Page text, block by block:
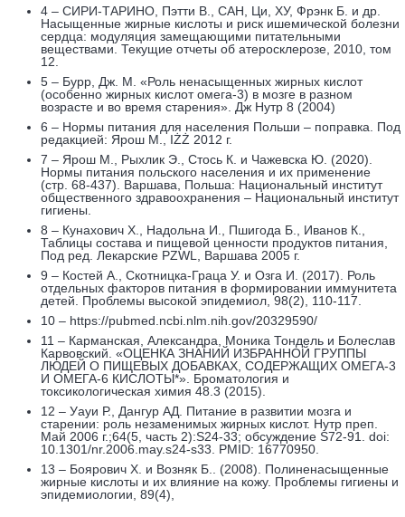
4 – СИРИ-ТАРИНО, Пэтти В., САН, Ци, ХУ, Фрэнк Б. и др.
Насыщенные жирные кислоты и риск ишемической болезни
сердца: модуляция замещающими питательными
веществами. Текущие отчеты об атеросклерозе, 2010, том
12.
5 – Бурр, Дж. М. «Роль ненасыщенных жирных кислот
(особенно жирных кислот омега-3) в мозге в разном
возрасте и во время старения». Дж Нутр 8 (2004)
6 – Нормы питания для населения Польши – поправка. Под
редакцией: Ярош М., IŻŻ 2012 г.
7 – Ярош М., Рыхлик Э., Стось К. и Чажевска Ю. (2020).
Нормы питания польского населения и их применение
(стр. 68-437). Варшава, Польша: Национальный институт
общественного здравоохранения – Национальный институт
гигиены.
8 – Кунахович Х., Надольна И., Пшигода Б., Иванов К.,
Таблицы состава и пищевой ценности продуктов питания,
Под ред. Лекарские PZWL, Варшава 2005 г.
9 – Костей А., Скотницка-Граца У. и Озга И. (2017). Роль
отдельных факторов питания в формировании иммунитета
детей. Проблемы высокой эпидемиол, 98(2), 110-117.
10 – https://pubmed.ncbi.nlm.nih.gov/20329590/
11 – Карманская, Александра, Моника Тондель и Болеслав
Карвовский. «ОЦЕНКА ЗНАНИЙ ИЗБРАННОЙ ГРУППЫ
ЛЮДЕЙ О ПИЩЕВЫХ ДОБАВКАХ, СОДЕРЖАЩИХ ОМЕГА-3
И ОМЕГА-6 КИСЛОТЫ*». Броматология и
токсикологическая химия 48.3 (2015).
12 – Уауи Р., Дангур АД. Питание в развитии мозга и
старении: роль незаменимых жирных кислот. Нутр преп.
Май 2006 г.;64(5, часть 2):S24-33; обсуждение S72-91. doi:
10.1301/nr.2006.may.s24-s33. PMID: 16770950.
13 – Боярович Х. и Возняк Б.. (2008). Полиненасыщенные
жирные кислоты и их влияние на кожу. Проблемы гигиены и
эпидемиологии, 89(4),